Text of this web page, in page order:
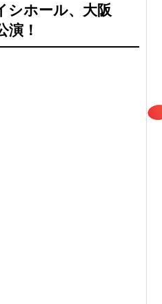
シホール、大阪
演！